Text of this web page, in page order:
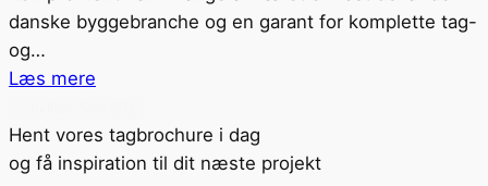
danske byggebranche og en garant for komplette tag-
og…
Læs mere
Hent vores tagbrochure i dag
og få inspiration til dit næste projekt